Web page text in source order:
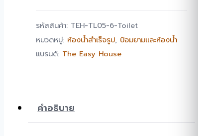
รหัสสินค้า: TEH-TL05-6-Toilet
หมวดหมู่: ห้องน้ำสำเร็จรูป, ป้อมยามและห้องน้ำ
แบรนด์: The Easy House
คำอธิบาย